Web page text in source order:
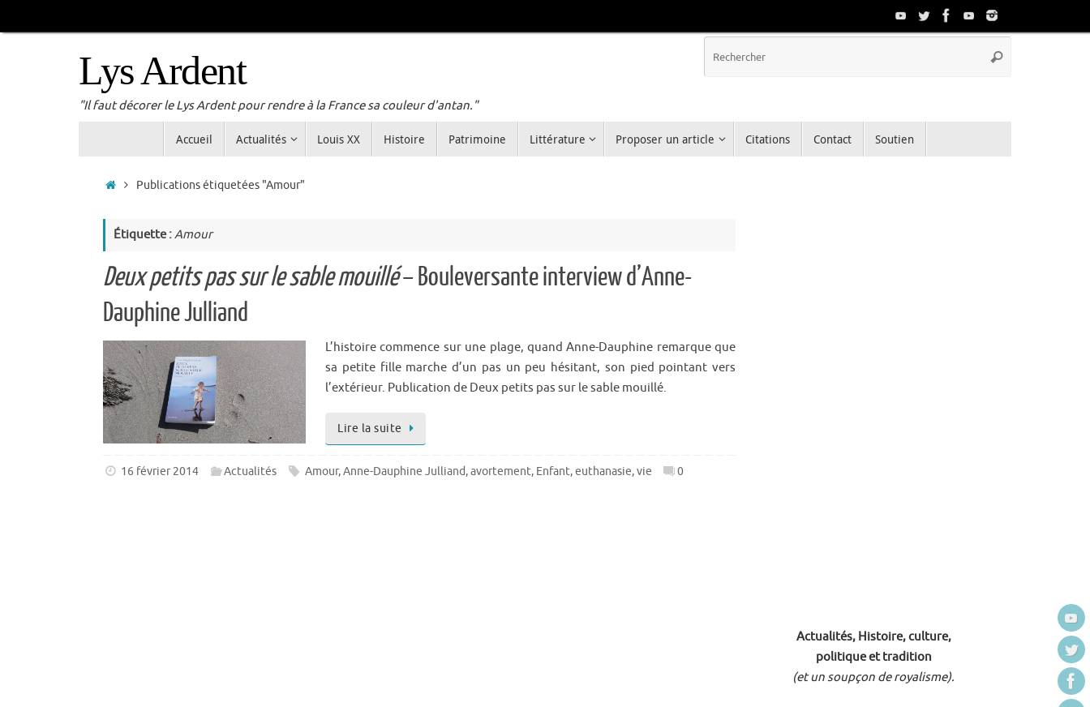
au
Lys Ardent
"Il faut décorer le Lys Ardent pour rendre à la France sa couleur d'antan."
Rechercher
Accueil Actualités Louis XX Histoire Patrimoine Littérature Proposer un article Citations Contact Soutien
Accueil
Publications étiquetées "Amour"
Étiquette :Amour
Deux petits pas sur le sable mouillé– Bouleversante interview d’Anne-
Dauphine Julliand
L’histoire commence sur une plage, quand Anne-Dauphine remarque que
sa petite fille marche d’un pas un peu hésitant, son pied pointant vers
l’extérieur. Publication de Deux petits pas sur le sable mouillé.
Lire la suite
16 février 2014 Actualités Amour,Anne-Dauphine Julliand,avortement, Enfant,euthanasie,vie 0
Actualités, Histoire, culture,
politique et tradition
(et un soupçon de royalisme).